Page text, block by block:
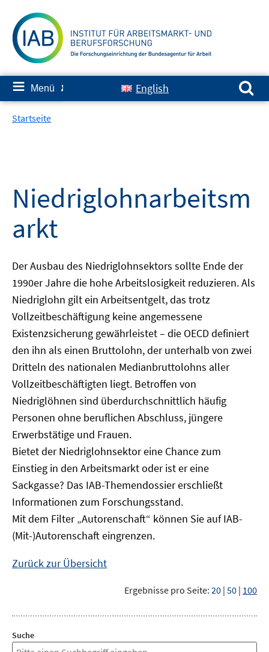
zum
Inhalt
≡ Menü ✘ English
Suchen nach:
Startseite
Niedriglohnarbeitsm
arkt
Der Ausbau des Niedriglohnsektors sollte Ende der
1990er Jahre die hohe Arbeitslosigkeit reduzieren. Als
Niedriglohn gilt ein Arbeitsentgelt, das trotz
Vollzeitbeschäftigung keine angemessene
Existenzsicherung gewährleistet – die OECD definiert
den ihn als einen Bruttolohn, der unterhalb von zwei
Dritteln des nationalen Medianbruttolohns aller
Vollzeitbeschäftigten liegt. Betroffen von
Niedriglöhnen sind überdurchschnittlich häufig
Personen ohne beruflichen Abschluss, jüngere
Erwerbstätige und Frauen.
Bietet der Niedriglohnsektor eine Chance zum
Einstieg in den Arbeitsmarkt oder ist er eine
Sackgasse? Das IAB-Themendossier erschließt
Informationen zum Forschungsstand.
Mit dem Filter „Autorenschaft“ können Sie auf IAB-
(Mit-)Autorenschaft eingrenzen.
Zurück zur Übersicht
Ergebnisse pro Seite: 20 | 50 | 100
Suche